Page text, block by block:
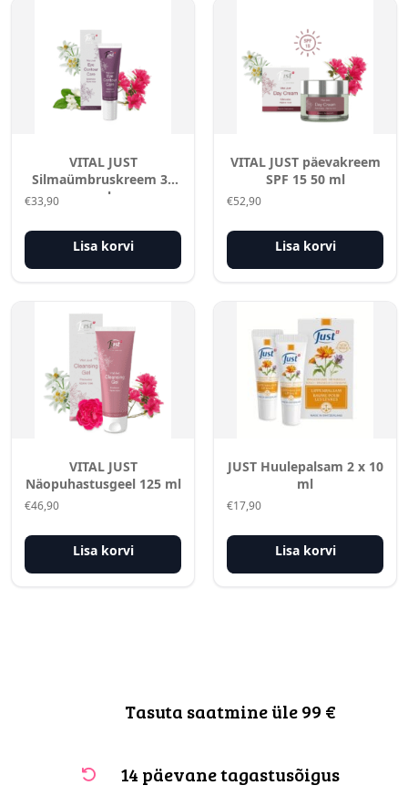
VITAL JUST
Silmaümbruskreem 30
ml
€33,90
Lisa korvi
VITAL JUST päevakreem
SPF 15 50 ml
€52,90
Lisa korvi
VITAL JUST
Näopuhastusgeel 125 ml
€46,90
Lisa korvi
JUST Huulepalsam 2 x 10
ml
€17,90
Lisa korvi
Tasuta saatmine üle 99 €
14 päevane tagastusõigus